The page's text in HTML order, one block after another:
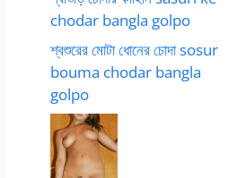
chodar bangla golpo
শ্বশুরের মোটা ধোনের চোদা sosur
bouma chodar bangla
golpo